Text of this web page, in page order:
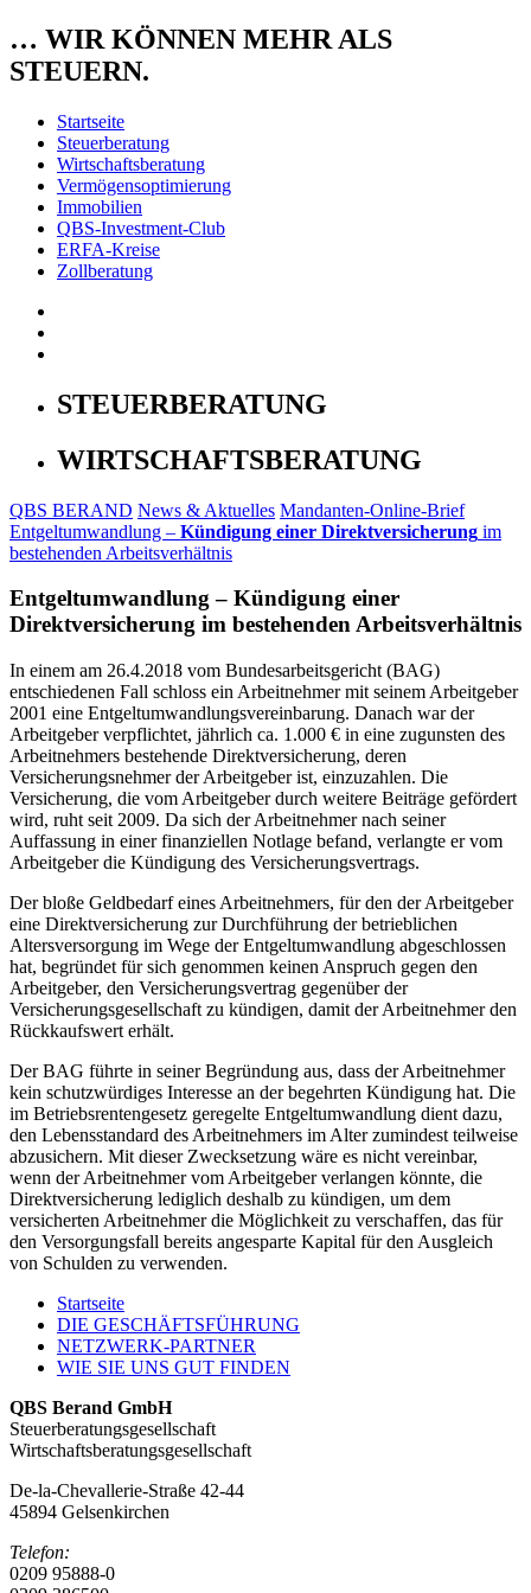
… WIR KÖNNEN MEHR ALS
STEUERN.
Startseite
Steuerberatung
Wirtschaftsberatung
Vermögensoptimierung
Immobilien
QBS-Investment-Club
ERFA-Kreise
Zollberatung
STEUERBERATUNG
WIRTSCHAFTSBERATUNG
QBS BERAND News & Aktuelles Mandanten-Online-Brief
Entgeltumwandlung – Kündigung einer Direktversicherung im
bestehenden Arbeitsverhältnis
Entgeltumwandlung – Kündigung einer
Direktversicherung im bestehenden Arbeitsverhältnis
In einem am 26.4.2018 vom Bundesarbeitsgericht (BAG)
entschiedenen Fall schloss ein Arbeitnehmer mit seinem Arbeitgeber
2001 eine Entgeltumwandlungsvereinbarung. Danach war der
Arbeitgeber verpflichtet, jährlich ca. 1.000 € in eine zugunsten des
Arbeitnehmers bestehende Direktversicherung, deren
Versicherungsnehmer der Arbeitgeber ist, einzuzahlen. Die
Versicherung, die vom Arbeitgeber durch weitere Beiträge gefördert
wird, ruht seit 2009. Da sich der Arbeitnehmer nach seiner
Auffassung in einer finanziellen Notlage befand, verlangte er vom
Arbeitgeber die Kündigung des Versicherungsvertrags.
Der bloße Geldbedarf eines Arbeitnehmers, für den der Arbeitgeber
eine Direktversicherung zur Durchführung der betrieblichen
Altersversorgung im Wege der Entgeltumwandlung abgeschlossen
hat, begründet für sich genommen keinen Anspruch gegen den
Arbeitgeber, den Versicherungsvertrag gegenüber der
Versicherungsgesellschaft zu kündigen, damit der Arbeitnehmer den
Rückkaufswert erhält.
Der BAG führte in seiner Begründung aus, dass der Arbeitnehmer
kein schutzwürdiges Interesse an der begehrten Kündigung hat. Die
im Betriebsrentengesetz geregelte Entgeltumwandlung dient dazu,
den Lebensstandard des Arbeitnehmers im Alter zumindest teilweise
abzusichern. Mit dieser Zwecksetzung wäre es nicht vereinbar,
wenn der Arbeitnehmer vom Arbeitgeber verlangen könnte, die
Direktversicherung lediglich deshalb zu kündigen, um dem
versicherten Arbeitnehmer die Möglichkeit zu verschaffen, das für
den Versorgungsfall bereits angesparte Kapital für den Ausgleich
von Schulden zu verwenden.
Startseite
DIE GESCHÄFTSFÜHRUNG
NETZWERK-PARTNER
WIE SIE UNS GUT FINDEN
QBS Berand GmbH
Steuerberatungsgesellschaft
Wirtschaftsberatungsgesellschaft
De-la-Chevallerie-Straße 42-44
45894 Gelsenkirchen
Telefon:
0209 95888-0